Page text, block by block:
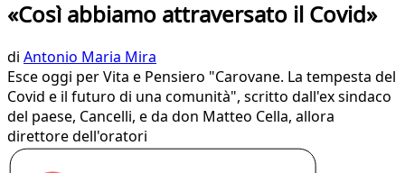
«Così abbiamo attraversato il Covid»
di Antonio Maria Mira
Esce oggi per Vita e Pensiero "Carovane. La tempesta del
Covid e il futuro di una comunità", scritto dall'ex sindaco
del paese, Cancelli, e da don Matteo Cella, allora
direttore dell'oratori